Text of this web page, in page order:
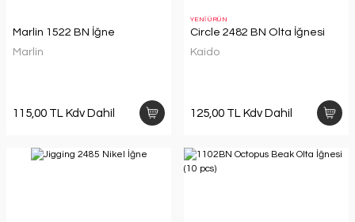
Marlin 1522 BN İğne
Marlin
115,00 TL Kdv Dahil
YENİ ÜRÜN
Circle 2482 BN Olta İğnesi
Kaido
125,00 TL Kdv Dahil